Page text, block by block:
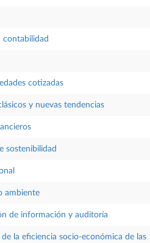
contabilidad
cotizadas
y nuevas tendencias
sostenibilidad
ambiente
de información y auditoría
la eficiencia socio-económica de las